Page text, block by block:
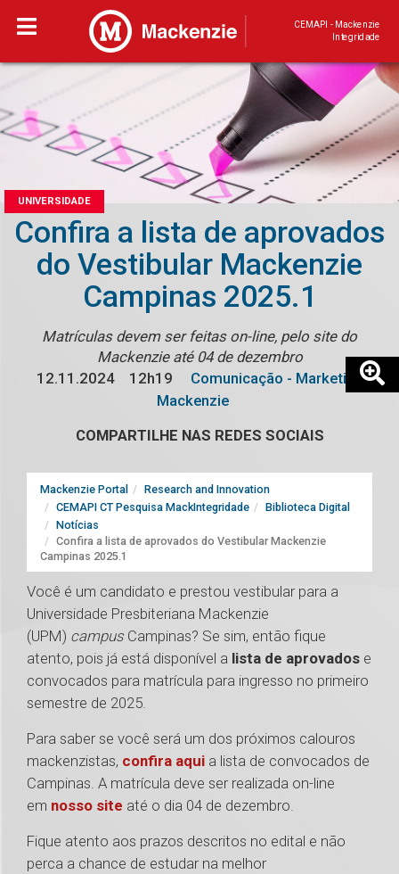
CEMAPI - Mackenzie
Integridade
UNIVERSIDADE
Confira a lista de aprovados
do Vestibular Mackenzie
Campinas 2025.1
Matrículas devem ser feitas on-line, pelo site do
Mackenzie até 04 de dezembro
12.11.2024
12h19
Comunicação - Marketing
Mackenzie
COMPARTILHE NAS REDES SOCIAIS
Mackenzie Portal
Research and Innovation
CEMAPI CT Pesquisa MackIntegridade
Biblioteca Digital
Notícias
Confira a lista de aprovados do Vestibular Mackenzie
Campinas 2025.1
Você é um candidato e prestou vestibular para a
Universidade Presbiteriana Mackenzie
(UPM) campus Campinas? Se sim, então fique
atento, pois já está disponível a lista de aprovados e
convocados para matrícula para ingresso no primeiro
semestre de 2025.
Para saber se você será um dos próximos calouros
mackenzistas, confira aqui a lista de convocados de
Campinas. A matrícula deve ser realizada on-line
em nosso site até o dia 04 de dezembro.
Fique atento aos prazos descritos no edital e não
perca a chance de estudar na melhor